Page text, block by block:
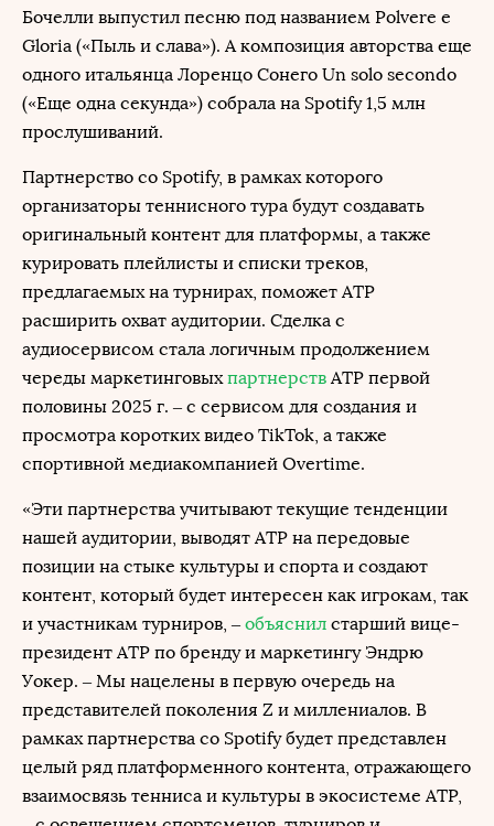
Бочелли выпустил песню под названием Polvere e
Gloria («Пыль и слава»). А композиция авторства еще
одного итальянца Лоренцо Сонего Un solo secondo
(«Еще одна секунда») собрала на Spotify 1,5 млн
прослушиваний.
Партнерство со Spotify, в рамках которого
организаторы теннисного тура будут создавать
оригинальный контент для платформы, а также
курировать плейлисты и списки треков,
предлагаемых на турнирах, поможет АТР
расширить охват аудитории. Сделка с
аудиосервисом стала логичным продолжением
череды маркетинговыхпартнерств АТР первой
половины 2025 г. – с сервисом для создания и
просмотра коротких видео TikTok, а также
спортивной медиакомпанией Overtime.
«Эти партнерства учитывают текущие тенденции
нашей аудитории, выводят ATP на передовые
позиции на стыке культуры и спорта и создают
контент, который будет интересен как игрокам, так
и участникам турниров, – объяснил старший вице-
президент ATP по бренду и маркетингу Эндрю
Уокер. – Мы нацелены в первую очередь на
представителей поколения Z и миллениалов. В
рамках партнерства со Spotify будет представлен
целый ряд платформенного контента, отражающего
взаимосвязь тенниса и культуры в экосистеме ATP,